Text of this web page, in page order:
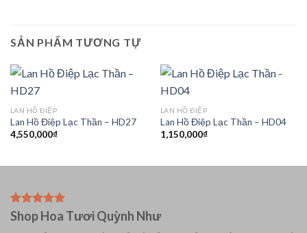
SẢN PHẨM TƯƠNG TỰ
LAN HỒ ĐIỆP
Lan Hồ Điệp Lạc Thần – HD27
4,550,000₫
LAN HỒ ĐIỆP
Lan Hồ Điệp Lạc Thần – HD04
1,150,000₫
Shop Hoa Tươi Quỳnh Như